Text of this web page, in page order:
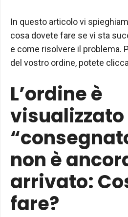
In questo articolo vi
cosa dovete fare se vi sta
e come risolvere il problema.
del vostro ordine, potete
L’ordine è
non è
arrivato:
fare?